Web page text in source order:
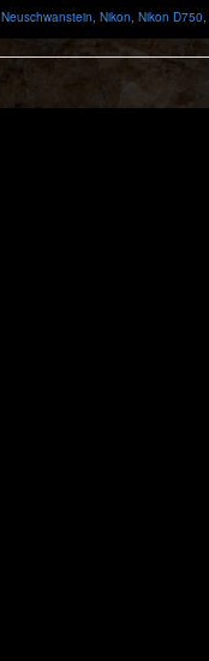
Neuschwanstein, Nikon, Nikon D750,